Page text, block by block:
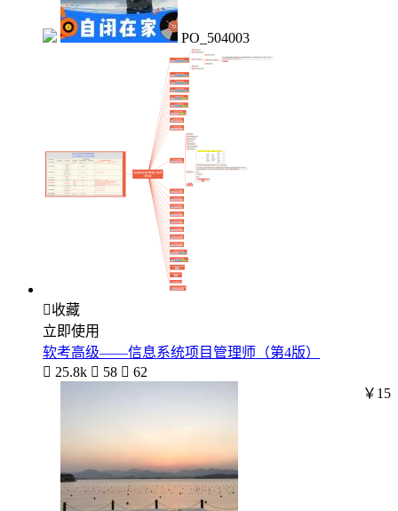
PO_504003
收藏
立即使用
软考高级——信息系统项目管理师（第4版）
 25.8k  58  62
￥15